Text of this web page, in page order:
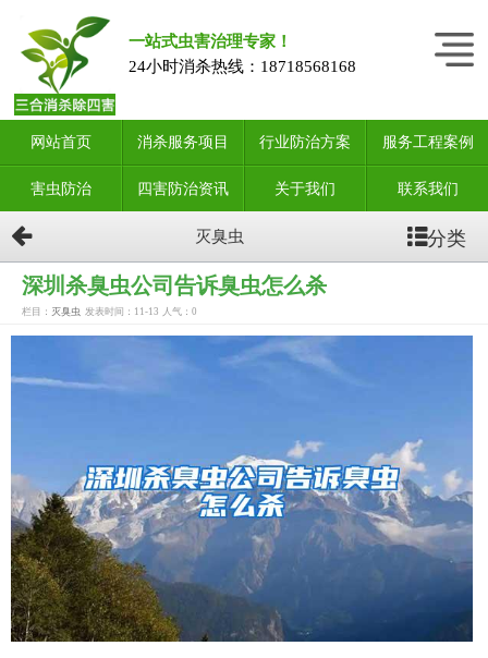
一站式虫害治理专家！
24小时消杀热线： 18718568168
网站首页 消杀服务项目 行业防治方案 服务工程案例
害虫防治 四害防治资讯 关于我们 联系我们
灭臭虫 分类
深圳杀臭虫公司告诉臭虫怎么杀
栏目： 灭臭虫 发表时间：11-13 人气： 0